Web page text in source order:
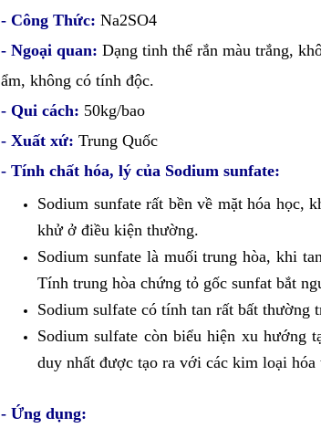
- Công Thức: Na2SO4
- Ngoại quan:Dạng tinh thể rắn màu trắng,
ẩm, không có tính độc.
- Qui cách: 50kg/bao
- Xuất xứ:Trung Quốc
- Tính chất hóa, lý của Sodium sunfate:
Sodium sunfate rất bền về mặt hóa học,
khử ở điều kiện thường.
Sodium sunfate là muối trung hòa, khi
Tính trung hòa chứng tỏ gốc sunfat bắt
Sodium sulfate có tính tan rất bất thường
Sodium sulfate còn biểu hiện xu hướng
duy nhất được tạo ra với các kim loại
- Ứng dụng: